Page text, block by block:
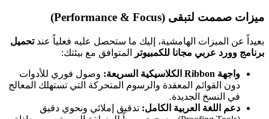
ميزات صممت لتبقى (Performance & Focus)
بعيداً عن الميزات الهامشية، إليك ما ستحصل عليه فعلياً عندتحميل
برنامج وورد عربي مجانا للكمبيوتر
المتوافق مع بيئتك:
واجهة Ribbon الكلاسيكية السريعة:
وصول فوري للأدوات
دون القوائم المعقدة والرسوم المتحركة التي تستهلك المعالج
في النسخ الجديدة.
دعم اللغة العربية الكامل: تدقيق إملائي ونحوي دقيق